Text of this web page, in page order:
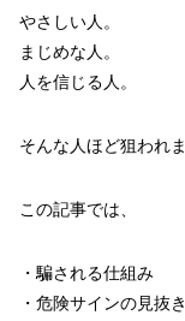
やさしい人。
まじめな人。
人を信じる人。
そんな人ほど狙われま
この記事では、
・騙される仕組み
・危険サインの見抜